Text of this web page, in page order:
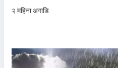
२ महिना अगाडि